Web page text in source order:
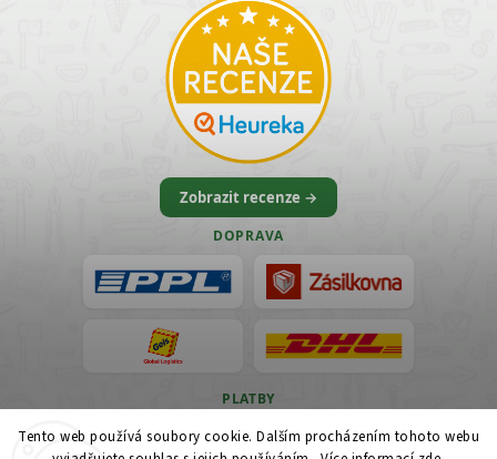
Tento web používá soubory cookie. Dalším procházením tohoto webu
Zobrazit recenze →
DOPRAVA
PLATBY